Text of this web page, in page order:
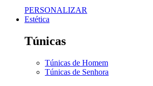
PERSONALIZAR
Estética
Túnicas
Túnicas de Homem
Túnicas de Senhora